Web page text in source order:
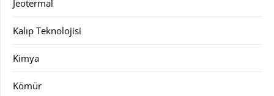
Jeotermal
Kalıp Teknolojisi
Kimya
Kömür